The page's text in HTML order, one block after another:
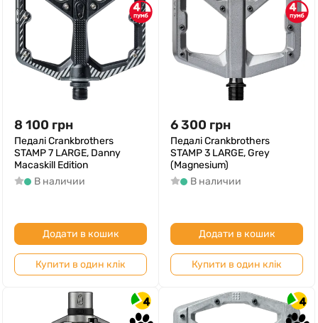
4
8 100 грн
Педалі Crankbrothers
STAMP 7 LARGE, Danny
Macaskill Edition
В наличии
Додати в кошик
Купити в один клік
4
6 300 грн
Педалі Crankbrothers
STAMP 3 LARGE, Grey
(Magnesium)
В наличии
Додати в кошик
Купити в один клік
4 4